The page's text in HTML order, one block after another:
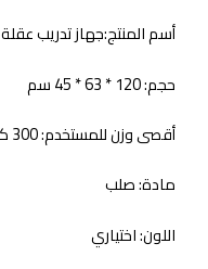
أسم المنتج:جهاز تدريب عقلة
حجم: 120 * 63 * 45 سم
أقصى وزن للمستخدم: 300 كجم
مادة: صلب
اللون: اختياري